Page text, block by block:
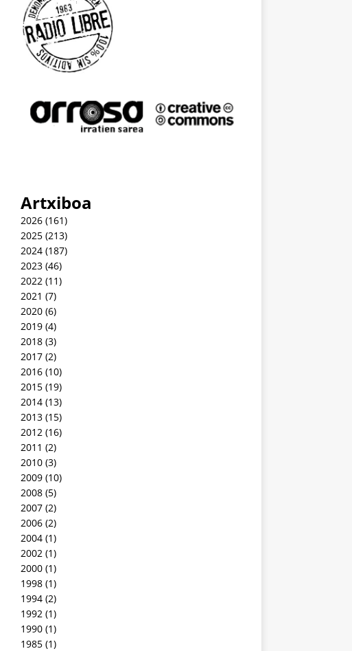
Artxiboa
2026(161)
2025(213)
2024(187)
2023(46)
2022 (11)
2021 (7)
2020(6)
2019(4)
2018(3)
2017(2)
2016(10)
2015(19)
2014(13)
2013(15)
2012 (16)
2011 (2)
2010(3)
2009(10)
2008(5)
2007(2)
2006(2)
2004(1)
2002 (1)
2000(1)
1998(1)
1994(2)
1992 (1)
1990(1)
1985(1)